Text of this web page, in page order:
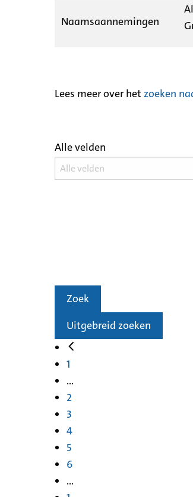
Naamsaannemingen
Lees meer over het zoeken
Alle velden
Zoek
Uitgebreid zoeken
1
...
2
3
4
5
6
...